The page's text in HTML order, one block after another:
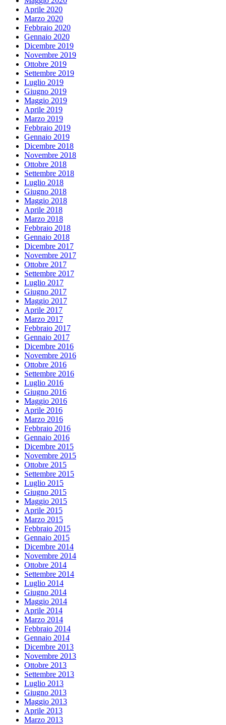
Aprile 2020
Marzo 2020
Febbraio 2020
Gennaio 2020
Dicembre 2019
Novembre 2019
Ottobre 2019
Settembre 2019
Luglio 2019
Giugno 2019
Maggio 2019
Aprile 2019
Marzo 2019
Febbraio 2019
Gennaio 2019
Dicembre 2018
Novembre 2018
Ottobre 2018
Settembre 2018
Luglio 2018
Giugno 2018
Maggio 2018
Aprile 2018
Marzo 2018
Febbraio 2018
Gennaio 2018
Dicembre 2017
Novembre 2017
Ottobre 2017
Settembre 2017
Luglio 2017
Giugno 2017
Maggio 2017
Aprile 2017
Marzo 2017
Febbraio 2017
Gennaio 2017
Dicembre 2016
Novembre 2016
Ottobre 2016
Settembre 2016
Luglio 2016
Giugno 2016
Maggio 2016
Aprile 2016
Marzo 2016
Febbraio 2016
Gennaio 2016
Dicembre 2015
Novembre 2015
Ottobre 2015
Settembre 2015
Luglio 2015
Giugno 2015
Maggio 2015
Aprile 2015
Marzo 2015
Febbraio 2015
Gennaio 2015
Dicembre 2014
Novembre 2014
Ottobre 2014
Settembre 2014
Luglio 2014
Giugno 2014
Maggio 2014
Aprile 2014
Marzo 2014
Febbraio 2014
Gennaio 2014
Dicembre 2013
Novembre 2013
Ottobre 2013
Settembre 2013
Luglio 2013
Giugno 2013
Maggio 2013
Aprile 2013
Marzo 2013